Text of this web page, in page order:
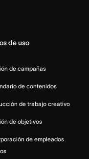
de uso
de campañas
de contenidos
de trabajo creativo
de objetivos
de empleados